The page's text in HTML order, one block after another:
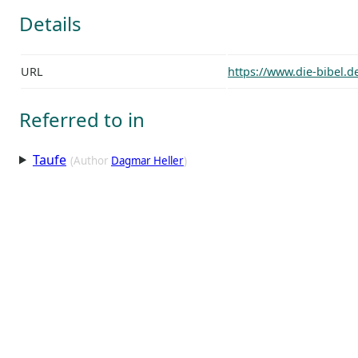
Details
URL https://www.die-
Referred to in
Taufe (Author Dagmar Heller)